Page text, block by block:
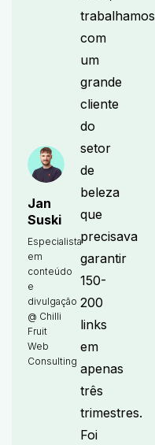
Jan
Suski
Especialista
em
conteúdo
e
divulgação
@ Chilli
Fruit
Web
Consulting
trabalhamos
com
um
grande
cliente
do
setor
de
beleza
que
precisava
garantir
150-
200
links
em
apenas
três
trimestres.
Foi